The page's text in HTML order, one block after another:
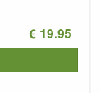
€ 19.95